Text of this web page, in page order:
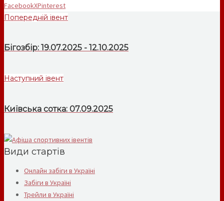
FacebookXPinterest
Попередній івент
Бігозбір: 19.07.2025 - 12.10.2025
Наступний івент
Київська сотка: 07.09.2025
Види стартів
Онлайн забіги в Україні
Забіги в Україні
Трейли в Україні